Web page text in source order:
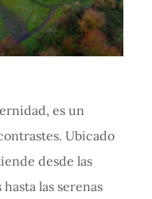
es un
Ubicado
desde las
las serenas